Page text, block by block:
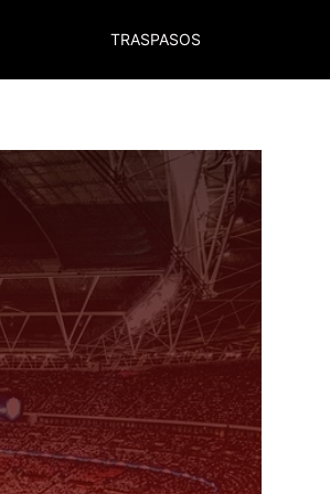
TRASPASOS